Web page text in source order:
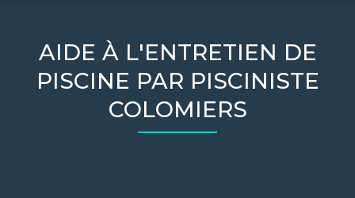
AIDE À L'ENTRETIEN DE
PISCINE PAR PISCINISTE
COLOMIERS